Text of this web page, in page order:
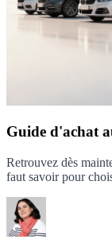
Guide d'achat
Retrouvez dès
faut savoir pour